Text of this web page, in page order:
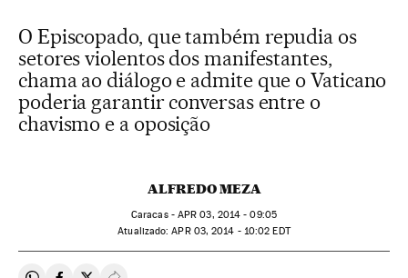
O Episcopado, que também repudia os
setores violentos dos manifestantes,
chama ao diálogo e admite que o Vaticano
poderia garantir conversas entre o
chavismo e a oposição
ALFREDO MEZA
Caracas - APR 03, 2014 - 09:05
atualizado: APR03, 2014 - 10:02 EDT